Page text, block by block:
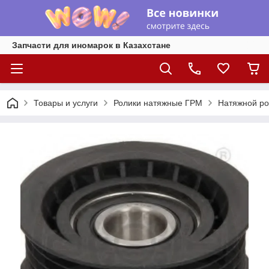
Запчасти для иномарок в Казахстане
Товары и услуги Ролики натяжные ГРМ Натяжной